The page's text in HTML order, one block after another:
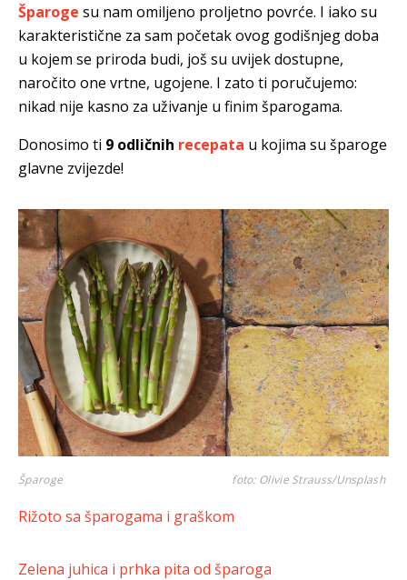
Šparoge su nam omiljeno proljetno povrće. I iako su
karakteristične za sam početak ovog godišnjeg doba
u kojem se priroda budi, još su uvijek dostupne,
naročito one vrtne, ugojene. I zato ti poručujemo:
nikad nije kasno za uživanje u finim šparogama.
Donosimo ti 9 odličnih recepata u kojima su šparoge
glavne zvijezde!
Šparoge foto: Olivie Strauss/Unsplash
Rižoto sa šparogama i graškom
Zelena juhica i prhka pita od šparoga